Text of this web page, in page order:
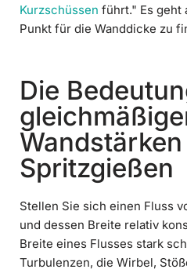
Kurzschüssen führt." Es geht
Punkt für die Wanddicke zu
Die
Spritzgießen
Stellen Sie sich einen Fluss
und dessen Breite relativ
Breite eines Flusses stark
Turbulenzen, die Wirbel,